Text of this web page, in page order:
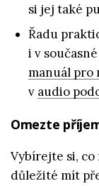
si jej také
Řadu
i v
manuál pro
v audio
Omezte
Vybírejte si, co
důležité mít